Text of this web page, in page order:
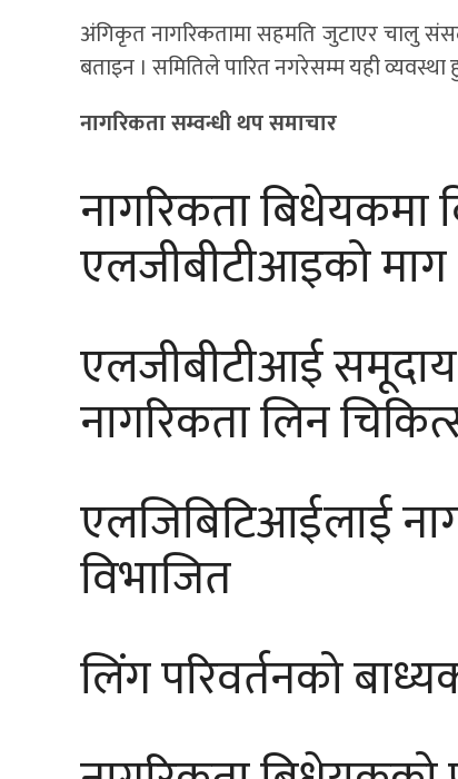
अंगिकृत नागरिकतामा सहमति जुटाएर चालु
बताइन । समितिले पारित नगरेसम्म यही व्यवस्था
नागरिकता सम्वन्धी थप समाचार
नागरिकता बिधेयकमा
एलजीबीटीआइको माग
एलजीबीटीआई समूदाय
नागरिकता लिन
एलजिबिटिआईलाई
विभाजित
लिंग परिवर्तनको